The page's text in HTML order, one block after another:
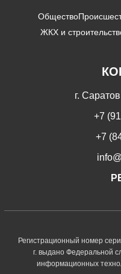
Общество
ЖКХ и
г.
+7
+7
Регистрационный номер
г. выдано Федеральной
информационных